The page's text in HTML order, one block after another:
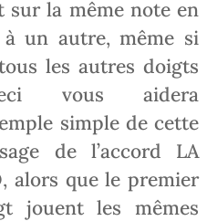
sur la même note en
à un autre, même si
les autres doigts
vous aidera
simple de cette
de l’accord LA
alors que le premier
jouent les mêmes